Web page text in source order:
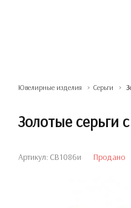
Ювелирные изделия Серьги
Золотые серьги
Артикул: СВ1086и Продано